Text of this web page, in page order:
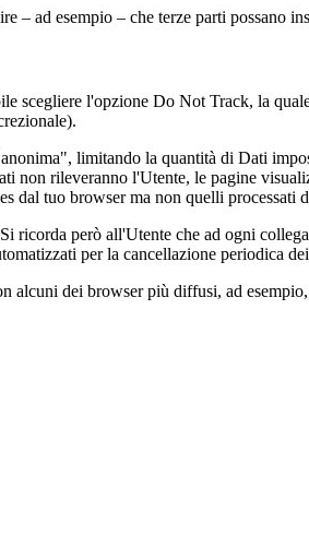
– ad esempio – che terze parti possano
scegliere l'opzione Do Not Track, la
limitando la quantità di Dati
non rileveranno l'Utente, le pagine
dal tuo browser ma non quelli
ricorda però all'Utente che ad ogni
per la cancellazione periodica
alcuni dei browser più diffusi, ad